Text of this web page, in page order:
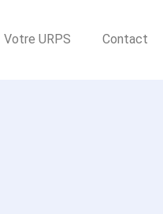
Votre URPS Contact